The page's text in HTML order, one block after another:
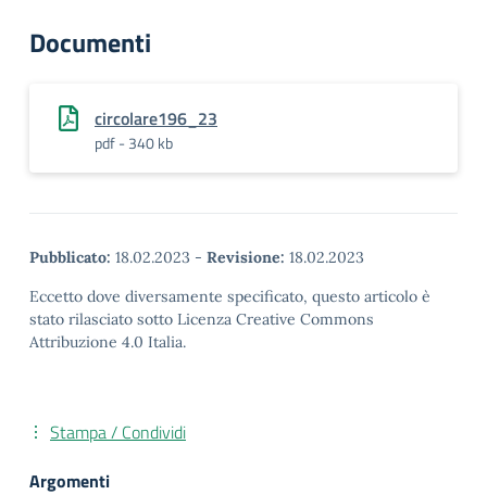
Documenti
circolare196_23
pdf - 340 kb
Pubblicato: 18.02.2023 - Revisione: 18.02.2023
Eccetto dove diversamente specificato, questo articolo è
stato rilasciato sotto Licenza Creative Commons
Attribuzione 4.0 Italia.
Stampa / Condividi
Argomenti